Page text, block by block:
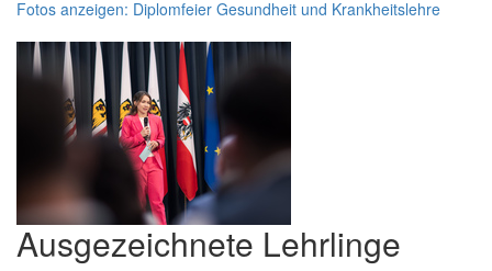
Fotos anzeigen: Diplomfeier Gesundheit und Krankheitslehre
Ausgezeichnete Lehrlinge